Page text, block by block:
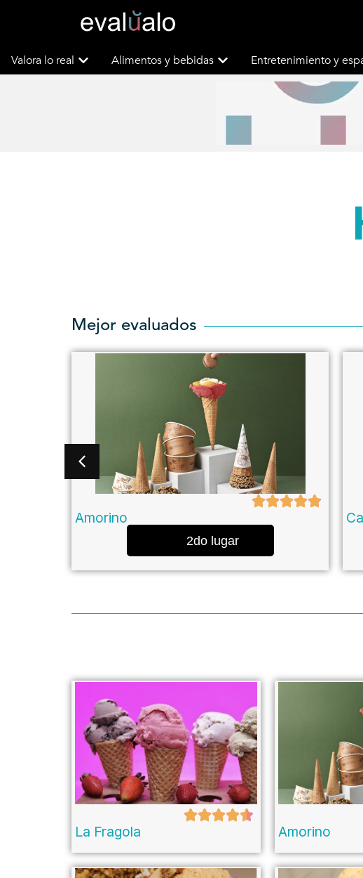
Valora lo real Alimentos y bebidas Entretenimiento y
Mejor evaluados
Amorino
2do lugar
La Fragola Amorino